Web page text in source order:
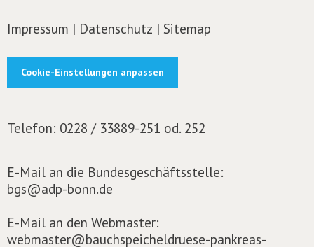
Impressum | Datenschutz | Sitemap
Cookie-Einstellungen anpassen
Telefon: 0228 / 33889-251 od. 252
E-Mail an die Bundesgeschäftsstelle:
bgs@adp-bonn.de
E-Mail an den Webmaster:
webmaster@bauchspeicheldruese-pankreas-